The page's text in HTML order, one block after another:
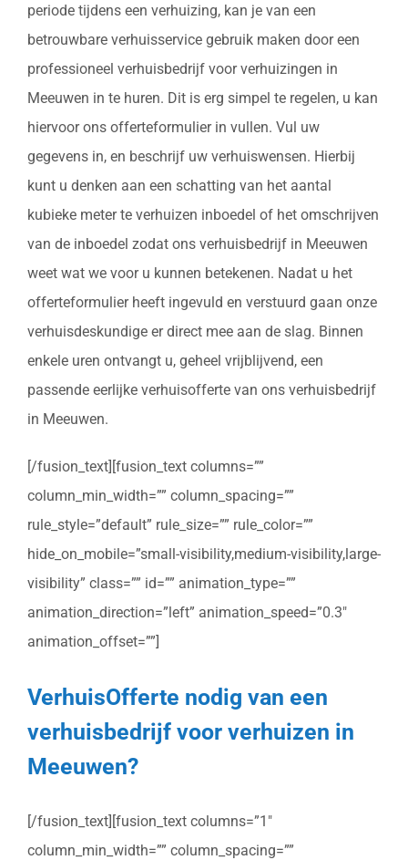
periode tijdens een verhuizing, kan je van een
betrouwbare verhuisservice gebruik maken door een
professioneel verhuisbedrijf voor verhuizingen in
Meeuwen in te huren. Dit is erg simpel te regelen, u kan
hiervoor ons offerteformulier in vullen. Vul uw
gegevens in, en beschrijf uw verhuiswensen. Hierbij
kunt u denken aan een schatting van het aantal
kubieke meter te verhuizen inboedel of het omschrijven
van de inboedel zodat ons verhuisbedrijf in Meeuwen
weet wat we voor u kunnen betekenen. Nadat u het
offerteformulier heeft ingevuld en verstuurd gaan onze
verhuisdeskundige er direct mee aan de slag. Binnen
enkele uren ontvangt u, geheel vrijblijvend, een
passende eerlijke verhuisofferte van ons verhuisbedrijf
in Meeuwen.
[/fusion_text][fusion_text columns=””
column_min_width=”” column_spacing=””
rule_style=”default” rule_size=”” rule_color=””
hide_on_mobile=”small-visibility,medium-visibility,large-
visibility” class=”” id=”” animation_type=””
animation_direction=”left” animation_speed=”0.3″
animation_offset=””]
VerhuisOfferte nodig van een
verhuisbedrijf voor verhuizen in
Meeuwen?
[/fusion_text][fusion_text columns=”1″
column_min_width=”” column_spacing=””